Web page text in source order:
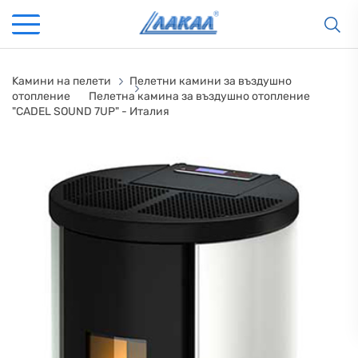
КАМИНИ
KАМИНИ
Kамини на пелети
Пелетни камини за въздушно
отопление
Пелетна камина за въздушно отопление
"CADEL SOUND 7UP" - Италия